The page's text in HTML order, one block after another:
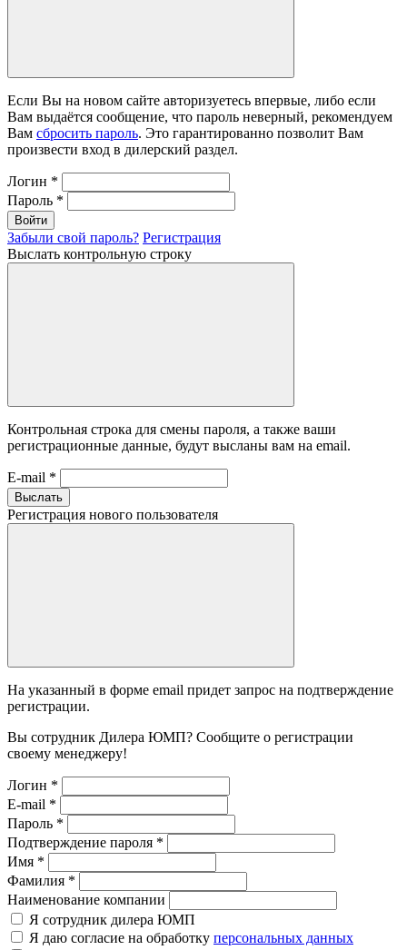
Если Вы на новом сайте авторизуетесь впервые, либо если
Вам выдаётся сообщение, что пароль неверный, рекомендуем
Вам сбросить пароль. Это гарантированно позволит Вам
произвести вход в дилерский раздел.
Логин *
Пароль *
Войти
Забыли свой пароль? Регистрация
Выслать контрольную строку
Контрольная строка для смены пароля, а также ваши
регистрационные данные, будут высланы вам на email.
E-mail *
Выслать
Регистрация нового пользователя
На указанный в форме email придет запрос на подтверждение
регистрации.
Вы сотрудник Дилера ЮМП? Сообщите о регистрации
своему менеджеру!
Логин *
E-mail *
Пароль *
Подтверждение пароля *
Имя *
Фамилия *
Наименование компании
Я сотрудник дилера ЮМП
Я даю согласие на обработку персональных данных